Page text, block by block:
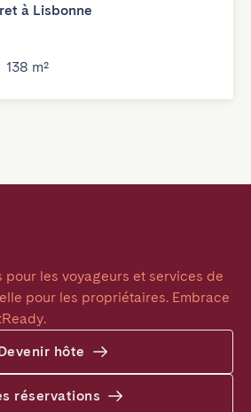
à Lisbonne
138 m²
pour les voyageurs et services de
pour les propriétaires. Embrace
hôte
réservations